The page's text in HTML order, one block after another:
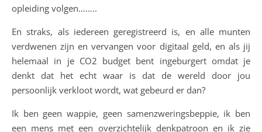
opleiding volgen……..
En straks, als iedereen geregistreerd is, en alle munten
verdwenen zijn en vervangen voor digitaal geld, en als jij
helemaal in je CO2 budget bent ingeburgert omdat je
denkt dat het echt waar is dat de wereld door jou
persoonlijk verkloot wordt, wat gebeurd er dan?
Ik ben geen wappie, geen samenzweringsbeppie, ik ben
een mens met een overzichtelijk denkpatroon en ik zie